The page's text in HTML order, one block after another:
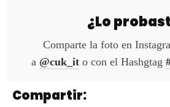
¿Lo
Comparte la foto en
a @cuk_it o con el Hashgtag
Compartir: